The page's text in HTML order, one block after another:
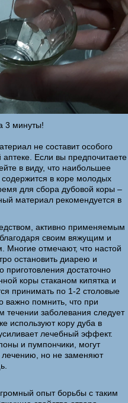
3 минуты!
не составит особого
Если вы предпочитаете
в виду, что наибольшее
в коре молодых
для сбора дубовой коры –
материал рекомендуется в
активно применяемым
своим вяжущим и
Многие отмечают, что настой
остановить диарею и
достаточно
коры стаканом кипятка и
принимать по 1-2 столовые
важно помнить, что при
течении заболевания следует
используют кору дуба в
лечебный эффект.
и пумпончики, могут
лечению, но не заменяют
опыт борьбы с таким